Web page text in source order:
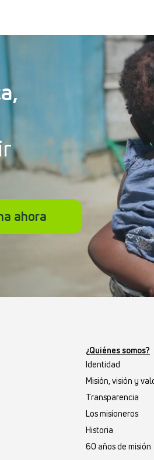
ahora
¿Quiénes somos?
Identidad
Misión, visión y
Transparencia
Los misioneros
Historia
60 años de misión